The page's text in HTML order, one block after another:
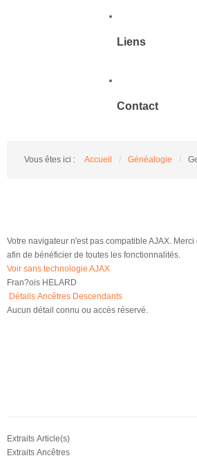
Liens
Contact
Vous êtes ici : Accueil / Généalogie /
Votre navigateur n'est pas compatible AJAX.
afin de bénéficier de toutes les fonctionnalités.
Voir sans technologie AJAX
Fran?ois HELARD
Détails Ancêtres Descendants
Aucun détail connu ou accès réservé.
Extraits Article(s)
Extraits Ancêtres